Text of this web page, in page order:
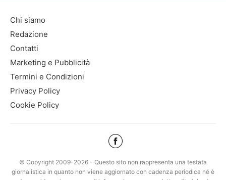
Chi siamo
Redazione
Contatti
Marketing e Pubblicità
Termini e Condizioni
Privacy Policy
Cookie Policy
© Copyright 2009-2026 - Questo sito non rappresenta una testata
giornalistica in quanto non viene aggiornato con cadenza periodica né è